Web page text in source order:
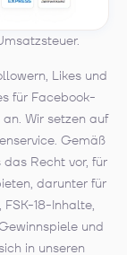
Likes und
für Facebook-
Wir setzen auf
Gemäß
Recht vor, für
darunter für
18-Inhalte,
und
in unseren